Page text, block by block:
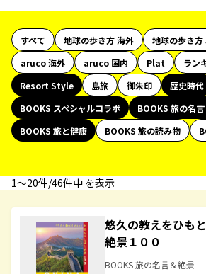
すべて 地球の歩き方 海外
地球の歩き方
aruco 海外
aruco 国内 Plat
ラン
Resort Style
島旅 御朱印 歴史時代
BOOKS スペシャルコラボ
BOOKS 旅の名
BOOKS 旅と健康
BOOKS 旅の読み物
1〜20件/46件中 を表示
悠久の教えをひも
絶景１００
BOOKS 旅の名言＆絶景